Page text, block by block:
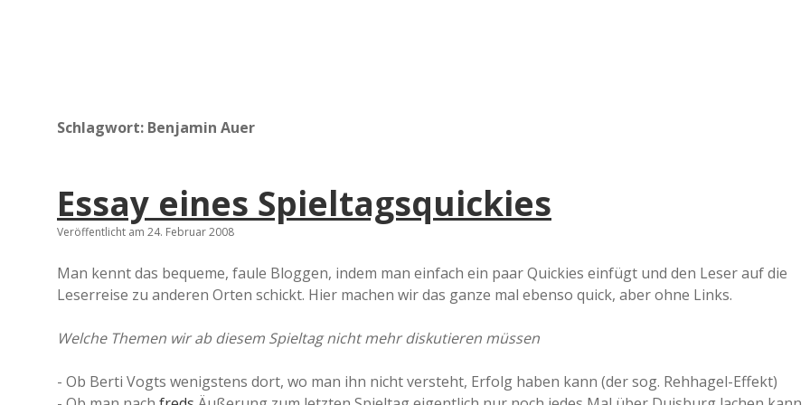
a
d
e
Schlagwort: Benjamin Auer
Essay eines Spieltagsquickies
Veröffentlicht am 24. Februar 2008
Man kennt das bequeme, faule Bloggen, indem man einfach ein paar Quickies einfügt und den Leser auf die
Leserreise zu anderen Orten schickt. Hier machen wir das ganze mal ebenso quick, aber ohne Links.
Welche Themen wir ab diesem Spieltag nicht mehr diskutieren müssen
- Ob Berti Vogts wenigstens dort, wo man ihn nicht versteht, Erfolg haben kann (der sog. Rehhagel-Effekt)